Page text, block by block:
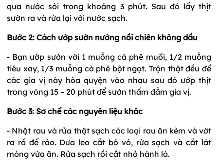
qua nước sôi trong khoảng 3 phút. Sau đó lấy thịt
sườn ra và rửa lại với nước sạch.
Bước 2: Cách ướp sườn nướng nồi chiên không dầu
- Bạn ướp sườn với 1 muỗng cà phê muối, 1/2 muỗng
tiêu xay, 1/3 muỗng cà phê bột ngọt. Trộn thật đều để
các gia vị này hòa quyện vào nhau sau đó ướp thịt
trong vòng 15 – 20 phút để sườn thấm đẫm gia vị.
Bước 3: Sơ chế các nguyên liệu khác
- Nhặt rau và rửa thật sạch các loại rau ăn kèm và vớt
ra rổ để ráo. Dưa leo cắt bỏ vỏ, rửa sạch và cắt lát
mỏng vừa ăn. Rửa sạch rồi cắt nhỏ hành lá.